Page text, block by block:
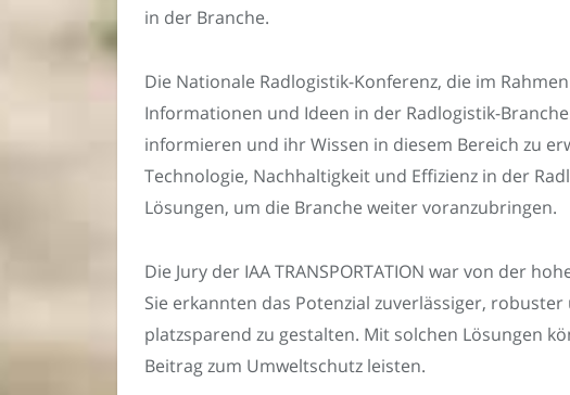
in der Branche.
Die Nationale Radlogistik-Konferenz, die im
Informationen und Ideen in der Radlogistik-
informieren und ihr Wissen in diesem Bereich zu
Technologie, Nachhaltigkeit und Effizienz in der
Lösungen, um die Branche weiter voranzubringen.
Die Jury der IAA TRANSPORTATION war von der
Sie erkannten das Potenzial zuverlässiger,
platzsparend zu gestalten. Mit solchen Lösungen
Beitrag zum Umweltschutz leisten.